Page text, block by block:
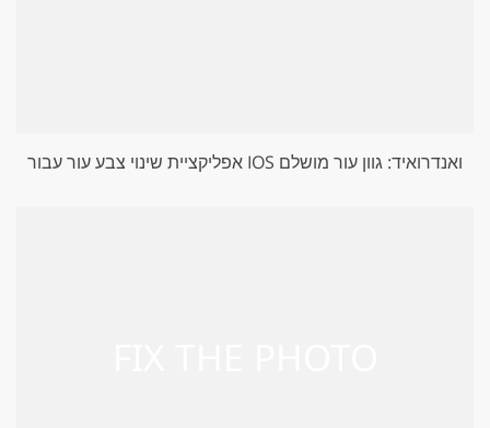
אפליקציית שינוי צבע עור עבור IOS ואנדרואיד: גוון עור מושלם